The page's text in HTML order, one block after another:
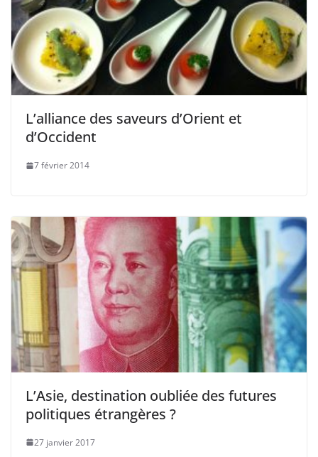
L’alliance des saveurs d’Orient et
d’Occident
7 février 2014
L’Asie, destination oubliée des futures
politiques étrangères ?
27 janvier 2017